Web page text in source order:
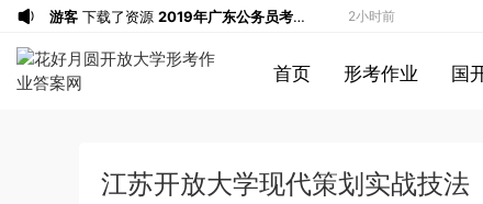
首页 形考作业 国
江苏开放大学现代策划实战技法
游客 下载了资源 2019年广东公务员考试
《行测》真题（县级）答案及解析
2小时前
u*******签到打卡，获得1元奖励
游客下载了资源
2016年0423浙江公务
5小时前
《申论》题（河南乡镇卷）及参考答案
下载了资源2017年下半年教师资格
8小时前